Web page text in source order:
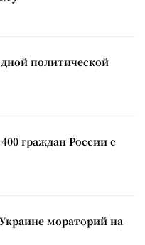
политической
граждан России с
мораторий на